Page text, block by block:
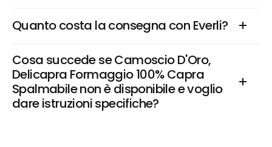
Quanto costa la consegna con Everli?
Cosa succede se Camoscio D'Oro,
Delicapra Formaggio 100% Capra
Spalmabile non è disponibile e voglio
dare istruzioni specifiche?